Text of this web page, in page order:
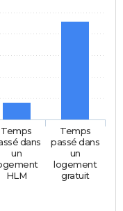
Temps
dans
un
HLM
Temps
passé dans
un
logement
gratuit